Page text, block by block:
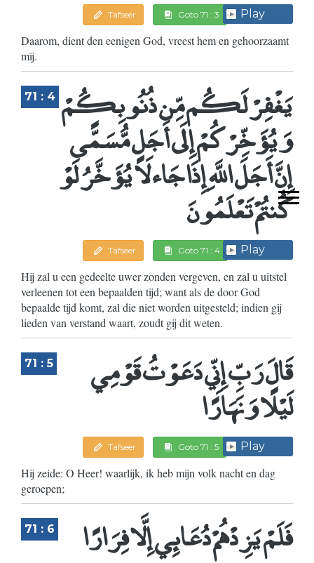
Tafseer Goto 71 : 3 Play
Daarom, dient den eenigen God, vreest hem en gehoorzaamt
mij.
71 : 4 يَغْفِرْ لَكُم مِّن ذُنُوبِكُمْ
وَيُؤَخِّرْكُمْ إِلَى أَجَلٍ مُّسَمًّى
إِنَّ أَجَلَ اللَّهِ إِذَا جَاء لَا يُؤَخَّرُ لَوْ
كُنتُمْ تَعْلَمُونَ
Tafseer Goto 71 : 4 Play
Hij zal u een gedeelte uwer zonden vergeven, en zal u uitstel
verleenen tot een bepaalden tijd; want als de door God
bepaalde tijd komt, zal die niet worden uitgesteld; indien gij
lieden van verstand waart, zoudt gij dit weten.
71 : 5 قَالَ رَبِّ إِنِّي دَعَوْتُ قَوْمِي
لَيْلًا وَنَهَارًا
Tafseer Goto 71 : 5 Play
Hij zeide: O Heer! waarlijk, ik heb mijn volk nacht en dag
geroepen;
71 : 6 فَلَمْ يَزِدْهُمْ دُعَائِي إِلَّا فِرَارًا